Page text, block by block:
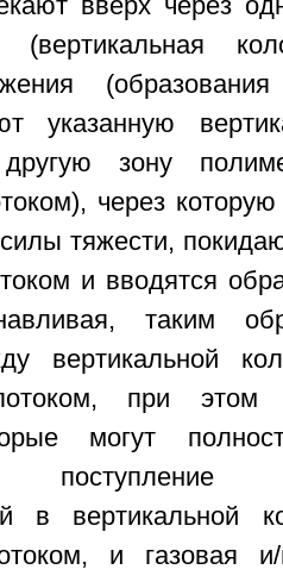
вверх через
(вертикальная
(образования
указанную
зону
через
тяжести,
и вводятся
таким
вертикальной
при этом
могут
в вертикальной
и газовая